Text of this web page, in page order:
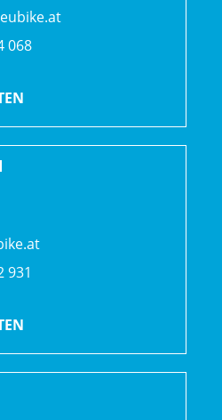
Scheibenbremse
Scheibenbremse
Scheibenaufnahme, 160 mm
Scheibenaufnahme,
Pro XR, Tubeless-Ready,
Aramidwulstkern, 60 TPI, 29
Solo Air Luftfeder, TurnKey-
42 mm Vorbiegung,
Achse, 120 mm Federweg
068
931